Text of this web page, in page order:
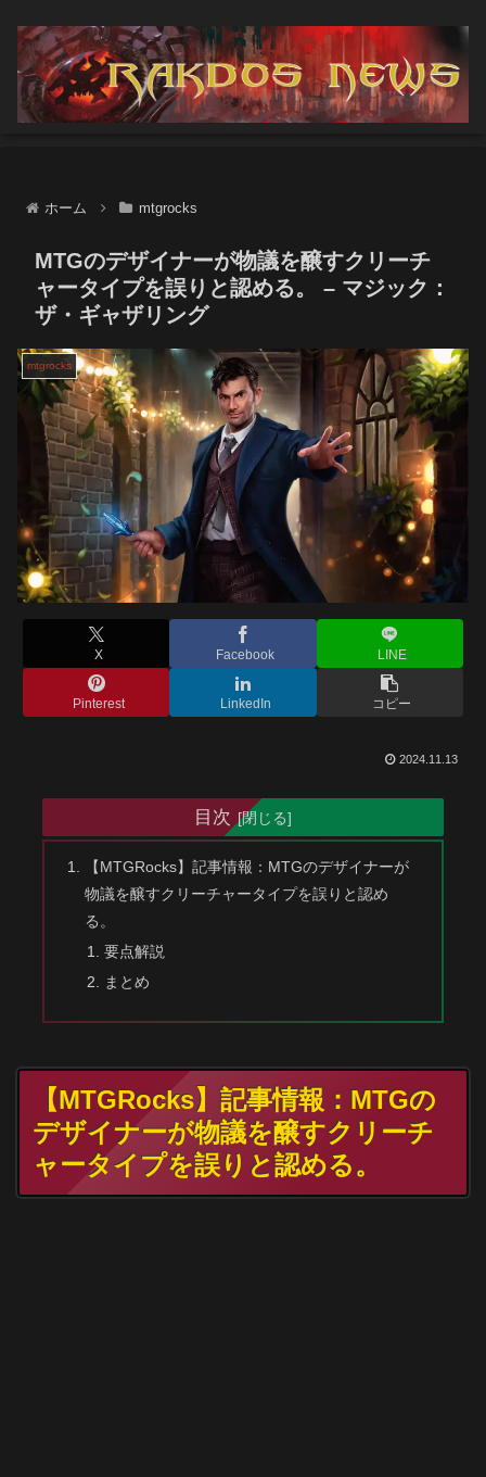
ホーム mtgrocks
MTGのデザイナーが物議を醸すクリーチ
ャータイプを誤りと認める。 – マジック：
ザ・ギャザリング
mtgrocks
X Facebook LINE
Pinterest LinkedIn コピー
2024.11.13
目次
【MTGRocks】記事情報：MTGのデザイナーが
物議を醸すクリーチャータイプを誤りと認め
る。
要点解説
まとめ
【MTGRocks】記事情報：MTGの
デザイナーが物議を醸すクリーチ
ャータイプを誤りと認める。